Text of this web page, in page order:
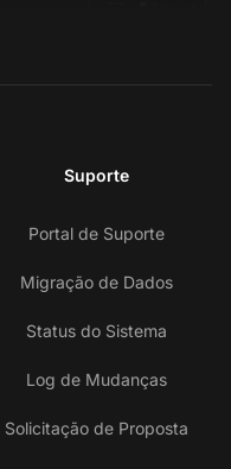
Suporte
Portal de Suporte
Migração de Dados
Status do Sistema
Log de Mudanças
Solicitação de Proposta